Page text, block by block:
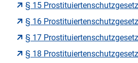
§ 15
§ 16
§ 17
§ 18